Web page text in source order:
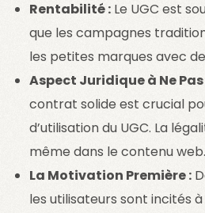
Rentabilité : Le UGC est
que les campagnes
les petites marques avec
Aspect Juridique à Ne
contrat solide est crucial
d’utilisation du UGC. La
même dans le contenu web.
La Motivation Première :
les utilisateurs sont incités